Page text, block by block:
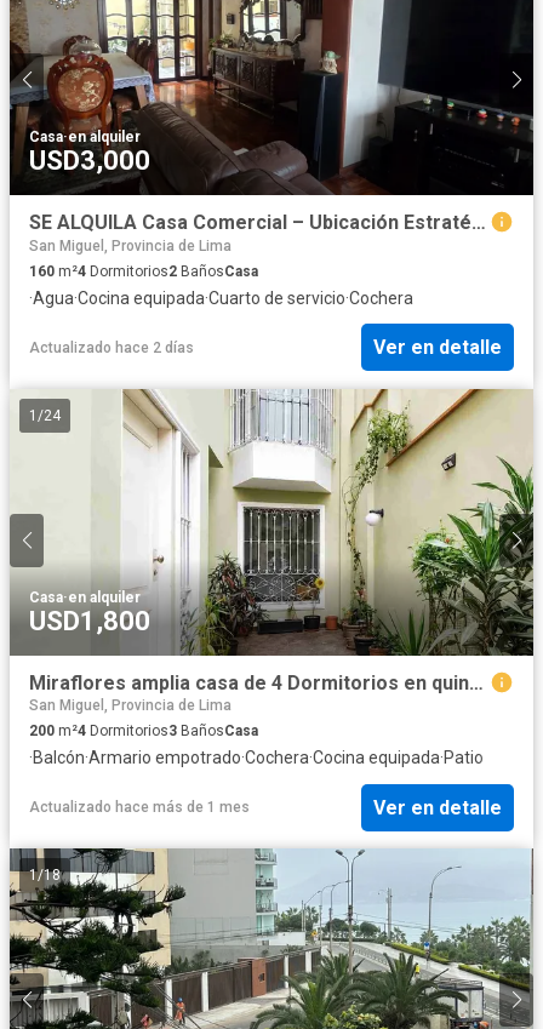
Casa·en alquiler
USD3,000
SE ALQUILA Casa Comercial – Ubicación Estratégica en Jesús María
San Miguel, Provincia de Lima
160 m²4 Dormitorios2 BañosCasa
·Agua·Cocina equipada·Cuarto de servicio·Cochera
Actualizado hace 2 días Ver en detalle
1 /24
Casa·en alquiler
USD1,800
Miraflores amplia casa de 4 Dormitorios en quinta, excelente ubicación
San Miguel, Provincia de Lima
200 m²4 Dormitorios3 BañosCasa
·Balcón·Armario empotrado·Cochera·Cocina equipada·Patio
Actualizado hace más de 1 mes Ver en detalle
1/18